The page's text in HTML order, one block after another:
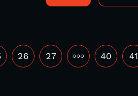
26 27 ••• 40 41